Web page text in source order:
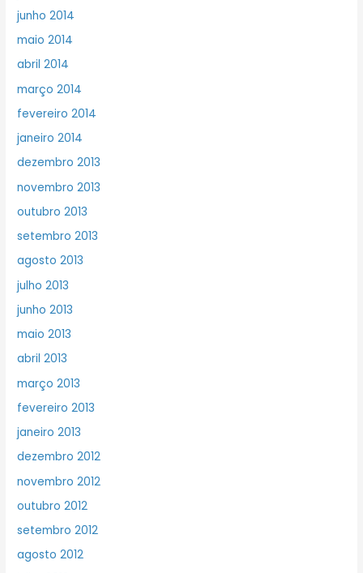
junho 2014
maio 2014
abril 2014
março 2014
fevereiro 2014
janeiro 2014
dezembro 2013
novembro 2013
outubro 2013
setembro 2013
agosto 2013
julho 2013
junho 2013
maio 2013
abril 2013
março 2013
fevereiro 2013
janeiro 2013
dezembro 2012
novembro 2012
outubro 2012
setembro 2012
agosto 2012